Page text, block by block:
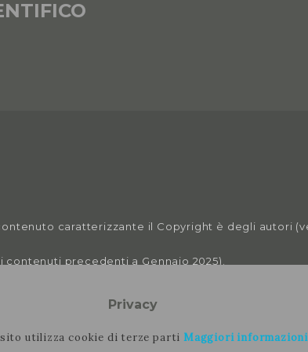
caratterizzante il Copyright è degli autori
precedenti a Gennaio 2025).
Privacy
utilizza cookie di terze parti Maggiori informazioni